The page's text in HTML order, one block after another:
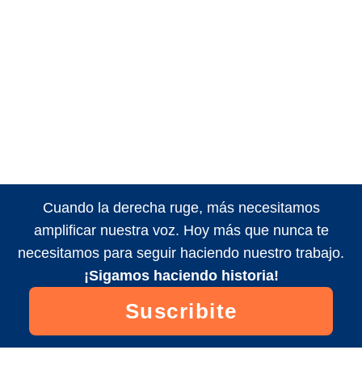
Cuando la derecha ruge, más necesitamos
amplificar nuestra voz. Hoy más que nunca te
necesitamos para seguir haciendo nuestro trabajo.
¡Sigamos haciendo historia!
Suscribite